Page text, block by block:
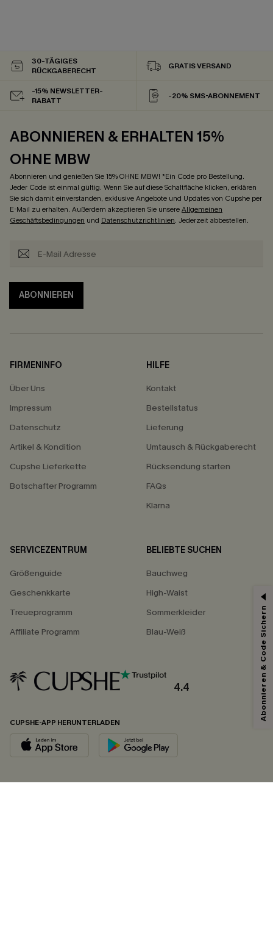
30-TÄGIGES
RÜCKGABERECHT
GRATIS VERSAND
-15% NEWSLETTER-
RABATT
-20% SMS-ABONNEMENT
ABONNIEREN & ERHALTEN 15%
OHNE MBW
Abonnieren und genießen Sie 15% OHNE MBW! *Ein Code pro Bestellung.
Jeder Code ist einmal gültig. Wenn Sie auf diese Schaltfläche klicken, erklären
Sie sich damit einverstanden, exklusive Angebote und Updates von Cupshe per
E-Mail zu erhalten. Außerdem akzeptieren Sie unsereAllgemeinen
Geschäftsbedingungen und Datenschutzrichtlinien. Jederzeit abbestellen.
ABONNIEREN
FIRMENINFO
Über Uns
Impressum
Datenschutz
Artikel & Kondition
Cupshe Lieferkette
Botschafter Programm
HILFE
Kontakt
Bestellstatus
Lieferung
Umtausch & Rückgaberecht
Rücksendung starten
FAQs
Klarna
SERVICEZENTRUM
Größenguide
Geschenkkarte
Treueprogramm
Affiliate Programm
BELIEBTE SUCHEN
Bauchweg
High-Waist
Sommerkleider
Blau-Weiß
4.4
CUPSHE-APP HERUNTERLADEN
Abonnieren & Code Sichern